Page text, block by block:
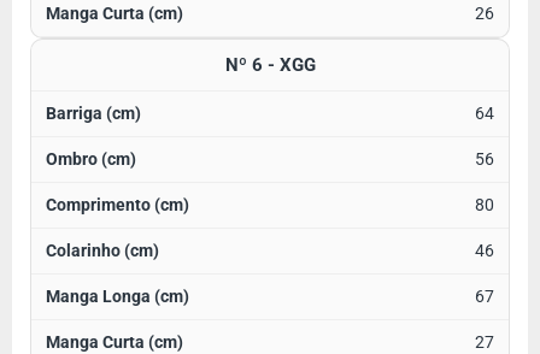
26
Nº 6 - XGG
64
56
80
46
67
27